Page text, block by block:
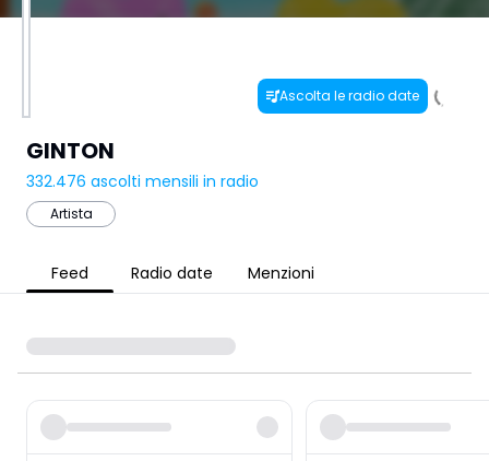
Ascolta le radio date
GINTON
332.476 ascolti mensili in radio
Artista
Feed Radio date Menzioni